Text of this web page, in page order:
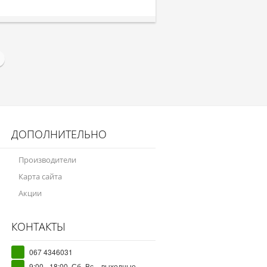
ДОПОЛНИТЕЛЬНО
Производители
Карта сайта
Акции
КОНТАКТЫ
067 4346031